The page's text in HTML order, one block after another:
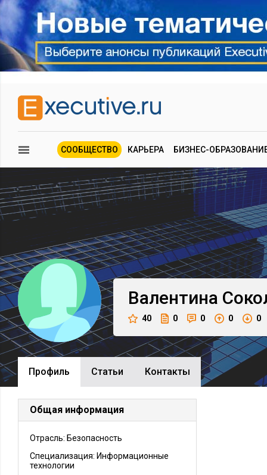
СООБЩЕСТВО КАРЬЕРА БИЗНЕС-
Валентина
40 0 0 0 0
Профиль Cтатьи Контакты
Общая информация
Отрасль: Безопасность
Специализация: Информационные
технологии